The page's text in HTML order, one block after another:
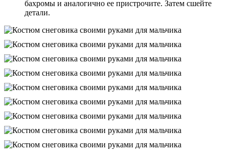
бахромы и аналогично ее пристрочите. Затем сшейте
детали.